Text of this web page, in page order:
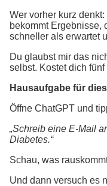
Wer vorher kurz
bekommt Ergebnisse,
schneller als erwartet
Du glaubst mir das
selbst. Kostet dich
Hausaufgabe für
Öffne ChatGPT und
„Schreib eine E-Mail
Diabetes.“
Schau, was
Und dann versuch es